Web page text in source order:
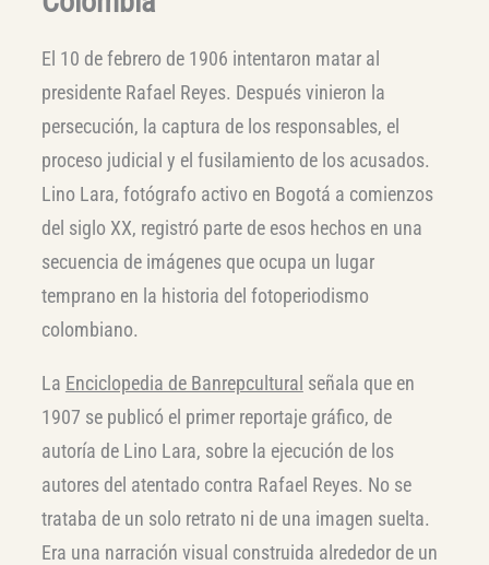
El 10 de febrero de 1906 intentaron matar al
presidente Rafael Reyes. Después vinieron la
persecución, la captura de los responsables, el
proceso judicial y el fusilamiento de los acusados.
Lino Lara, fotógrafo activo en Bogotá a comienzos
del siglo XX, registró parte de esos hechos en una
secuencia de imágenes que ocupa un lugar
temprano en la historia del fotoperiodismo
colombiano.
La Enciclopedia de Banrepcultural señala que en
1907 se publicó el primer reportaje gráfico, de
autoría de Lino Lara, sobre la ejecución de los
autores del atentado contra Rafael Reyes. No se
trataba de un solo retrato ni de una imagen suelta.
Era una narración visual construida alrededor de un